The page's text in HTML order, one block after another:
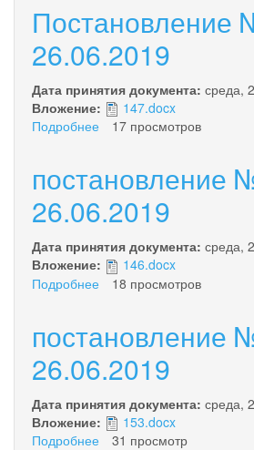
148
26.06.2019
Постановление
26.06.2019
Дата принятия документа: среда,
Вложение:
147.docx
Подробнее
147
26.06.2019
17 просмотров
постановление
26.06.2019
Дата принятия документа: среда,
Вложение:
146.docx
Подробнее
146
26.06.2019
18 просмотров
постановление
26.06.2019
Дата принятия документа: среда,
Вложение:
153.docx
Подробнее
31 просмотр